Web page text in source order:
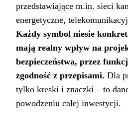
przedstawiające m.in. sieci
energetyczne,
Każdy symbol niesie
mają realny wpływ na
bezpieczeństwa, przez
zgodność z przepisami. Dla
tylko kreski i znaczki – to
powodzeniu całej inwestycji.